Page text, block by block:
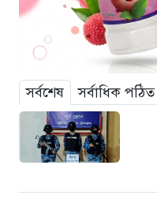
সর্বশেষ সর্বাধিক পঠিত